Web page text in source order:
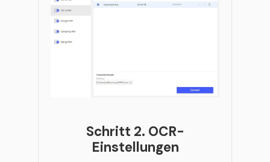
Schritt 2. OCR-
Einstellungen